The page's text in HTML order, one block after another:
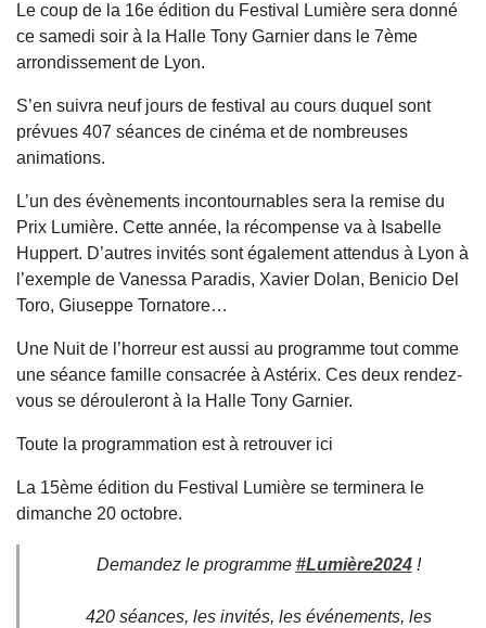
Le coup de la 16e édition du Festival Lumière sera donné
ce samedi soir à la Halle Tony Garnier dans le 7ème
arrondissement de Lyon.
S’en suivra neuf jours de festival au cours duquel sont
prévues 407 séances de cinéma et de nombreuses
animations.
L’un des évènements incontournables sera la remise du
Prix Lumière. Cette année, la récompense va à Isabelle
Huppert. D’autres invités sont également attendus à Lyon à
l’exemple de Vanessa Paradis, Xavier Dolan, Benicio Del
Toro, Giuseppe Tornatore…
Une Nuit de l’horreur est aussi au programme tout comme
une séance famille consacrée à Astérix. Ces deux rendez-
vous se dérouleront à la Halle Tony Garnier.
Toute la programmation est à retrouver ici
La 15ème édition du Festival Lumière se terminera le
dimanche 20 octobre.
Demandez le programme #Lumière2024!
420 séances, les invités, les événements, les